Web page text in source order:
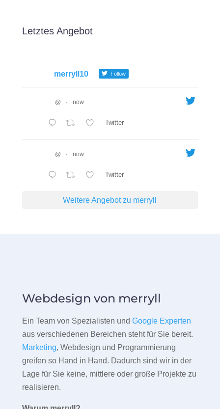
Letztes Angebot
merryll10 Follow
@ · now
Twitter
@ · now
Twitter
Weitere Angebot zu merryll
Webdesign von merryll
Ein Team von Spezialisten und Google Experten
aus verschiedenen Bereichen steht für Sie bereit.
Marketing, Webdesign und Programmierung
greifen so Hand in Hand. Dadurch sind wir in der
Lage für Sie keine, mittlere oder große Projekte zu
realisieren.